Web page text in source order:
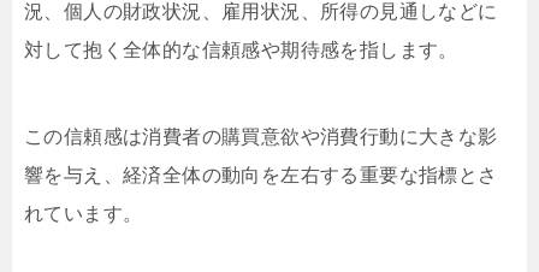
況、個人の財政状況、雇用状況、所得の見通しなどに
対して抱く全体的な信頼感や期待感を指します。
この信頼感は消費者の購買意欲や消費行動に大きな影
響を与え、経済全体の動向を左右する重要な指標とさ
れています。